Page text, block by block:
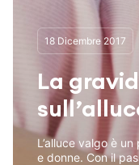
18 Dicembre 2017
La
L’alluce valgo è
e donne. Con il